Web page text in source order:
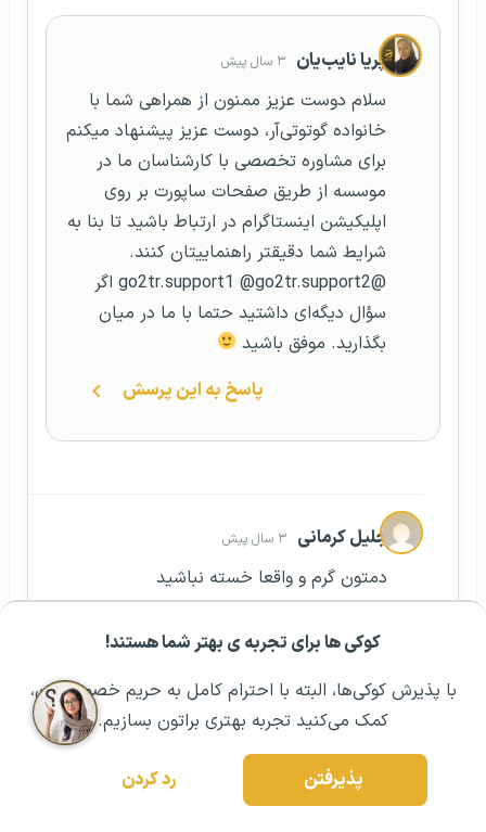
کوکی ها برای تجربه ی بهتر شما هستند!
با پذیرش کوکی‌ها، البته با احترام کامل به حریم خصوصیتون،
کمک می‌کنید تجربه بهتری براتون بسازیم.
پذیرفتن رد کردن
مشــاوره اولیه رایگان: ۰۲۱ ۴۳۰۰۰ ۰۲۱ رزرو مشاوره تخصصی
پریا نایب‌یان ۳ سال پیش
سلام دوست عزیز ممنون از همراهی شما با
خانواده گوتوتی‌آر، دوست عزیز پیشنهاد میکنم
برای مشاوره تخصصی با کارشناسان ما در
موسسه از طریق صفحات ساپورت بر روی
اپلیکیشن اینستاگرام در ارتباط باشید تا بنا به
شرایط شما دقیقتر راهنماییتان کنند.
@go2tr.support1 @go2tr.support2 اگر
سؤال دیگه‌ای داشتید حتما با ما در میان
بگذارید. موفق باشید
پاسخ به این پرسش
جلیل کرمانی ۳ سال پیش
دمتون گرم و‌ واقعا خسته نباشید
سحر عشقی ۳ سال پیش
سلام جلیل عزیز ممنون از همراهی شما با
خانواده گوتوتی‌آر، دوست عزیز از توجه و انرژی